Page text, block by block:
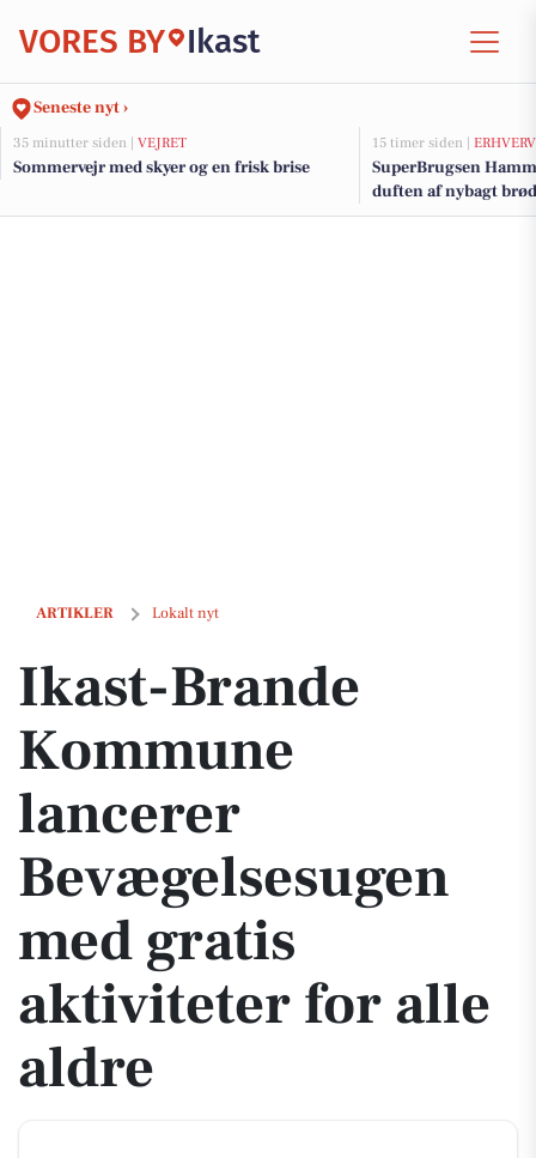
VORES BY Ikast
Seneste nyt ›
35 minutter siden | VEJRET
Sommervejr med skyer og en frisk brise
15 timer siden | ERHVERV
SuperBrugsen
duften af nybagt brød
ARTIKLER Lokalt nyt
Ikast-Brande Kommune lancerer Bevægelsesugen med gratis
Ikast-Brande
Kommune
lancerer
Bevægelsesugen
med gratis
aktiviteter for alle
aldre